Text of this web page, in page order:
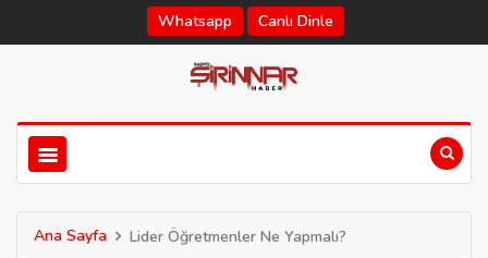
Whatsapp Canlı Dinle
Ana Sayfa Lider Öğretmenler Ne Yapmalı?